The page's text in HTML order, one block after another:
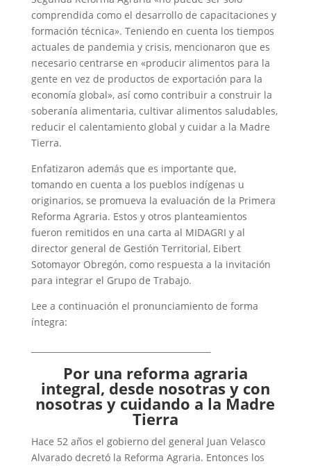
comprendida como el desarrollo de capacitaciones y
formación técnica». Teniendo en cuenta los tiempos
actuales de pandemia y crisis, mencionaron que es
necesario centrarse en «producir alimentos para la
gente en vez de productos de exportación para la
economía global», así como contribuir a construir la
soberanía alimentaria, cultivar alimentos saludables,
reducir el calentamiento global y cuidar a la Madre
Tierra.
Enfatizaron además que es importante que,
tomando en cuenta a los pueblos indígenas u
originarios, se promueva la evaluación de la Primera
Reforma Agraria. Estos y otros planteamientos
fueron remitidos en una carta al MIDAGRI y al
director general de Gestión Territorial, Eibert
Sotomayor Obregón, como respuesta a la invitación
para integrar el Grupo de Trabajo.
Lee a continuación el pronunciamiento de forma
íntegra:
Por una reforma agraria
integral, desde nosotras y con
nosotras y cuidando a la Madre
Tierra
Hace 52 años el gobierno del general Juan Velasco
Alvarado decretó la Reforma Agraria. Entonces los